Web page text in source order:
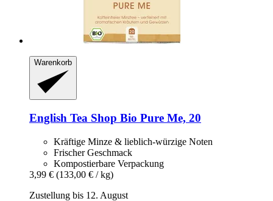
Warenkorb
English Tea Shop Bio Pure Me, 20
Kräftige Minze & lieblich-würzige Noten
Frischer Geschmack
Kompostierbare Verpackung
3,99 € (133,00 € / kg)
Zustellung bis 12. August